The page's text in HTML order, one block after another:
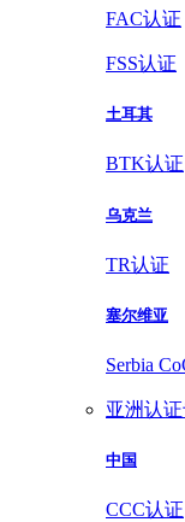
FAC认证
FSS认证
土耳其
BTK认证
乌克兰
TR认证
塞尔维亚
Serbia
亚洲认
中国
CCC认证